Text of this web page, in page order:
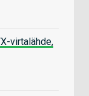
virtalähde,